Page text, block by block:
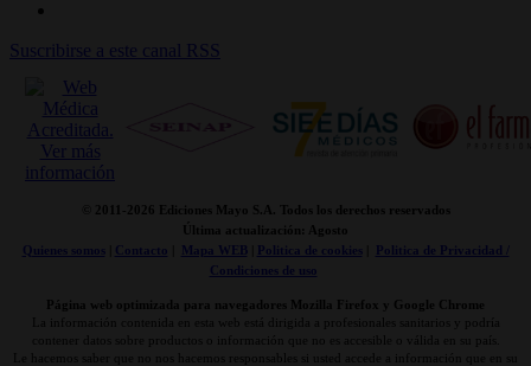
Suscribirse a este canal RSS
© 2011- 2026 Ediciones Mayo S.A. Todos los derechos reservados
Última actualización: Agosto
Quienes somos| Contacto Mapa WEB| Politica de cookies|
Politica de Privacidad /
Condiciones de uso
Página web optimizada para navegadores Mozilla Firefox y Google Chrome
La información contenida en esta web está dirigida a profesionales sanitarios y podría
contener datos sobre productos o información que no es accesible o válida en su país.
Le hacemos saber que no nos hacemos responsables si usted accede a información que en su